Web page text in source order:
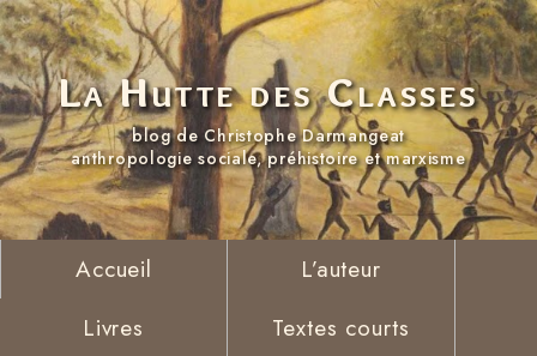
La Hutte des Classes
blog de Christophe Darmangeat
anthropologie sociale, préhistoire et marxisme
Accueil
L’auteur
Livres
Textes courts